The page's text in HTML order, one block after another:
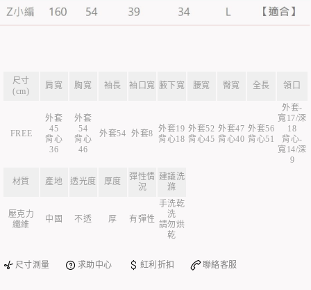
尺寸
(cm)
肩寬 胸寬 袖長 袖口寬 腋下寬 腰寬 臀寬 全長 領口
FREE
外套
45
背心
36
外套
54
背心
46
外套54 外套8 外套19
背心18
外套52
背心45
外套47
背心40
外套56
背心51
外套-
寬17/深
18
背心-
寬14/深
9
材質 產地 透光度 厚度
彈性情
況
建議洗
滌
壓克力
纖維
中國 不透 厚 有彈性
手洗乾
洗
請勿烘
乾
尺寸測量 求助中心 紅利折扣 聯絡客服